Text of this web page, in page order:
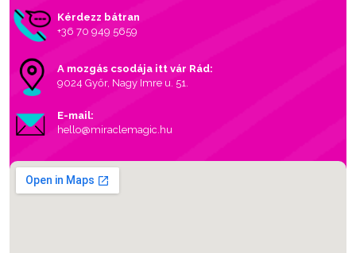
Kérdezz bátran
+36 70 949 5659
A mozgás csodája itt vár Rád:
9024 Győr, Nagy Imre u. 51.
E-mail:
hello@miraclemagic.hu